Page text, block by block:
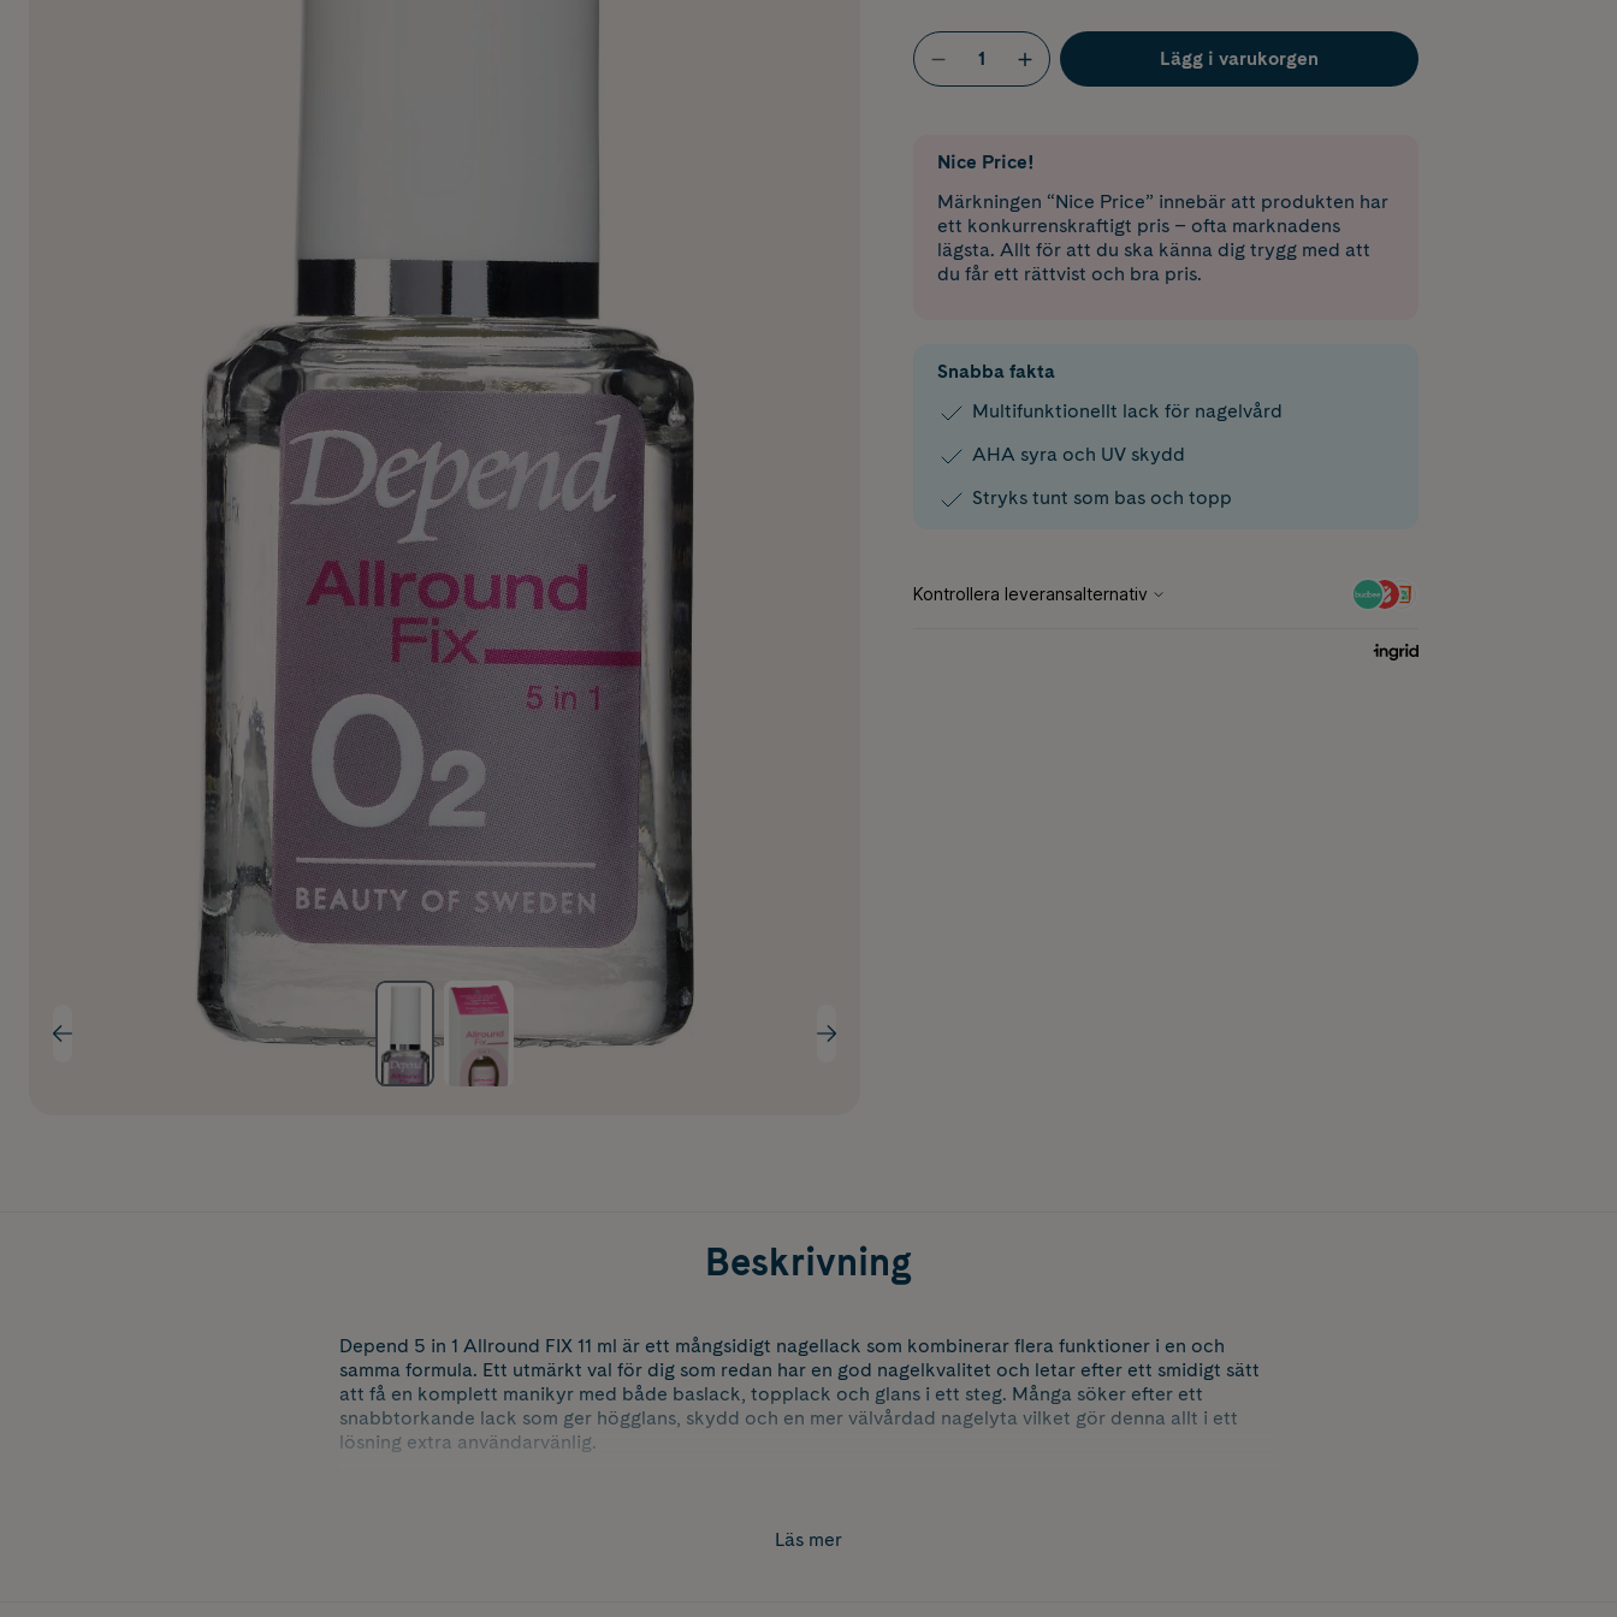
Lägg i varukorgen
Nice Price!
Märkningen “Nice Price” innebär att produkten har
ett konkurrenskraftigt pris – ofta marknadens
lägsta. Allt för att du ska känna dig trygg med att
du får ett rättvist och bra pris.
Snabba fakta
Multifunktionellt lack för nagelvård
AHA syra och UV skydd
Stryks tunt som bas och topp
Beskrivning
Depend 5 in 1 Allround FIX 11 ml är ett mångsidigt nagellack som kombinerar flera funktioner i en och
samma formula. Ett utmärkt val för dig som redan har en god nagelkvalitet och letar efter ett smidigt sätt
att få en komplett manikyr med både baslack, topplack och glans i ett steg. Många söker efter ett
snabbtorkande lack som ger högglans, skydd och en mer välvårdad nagelyta vilket gör denna allt i ett
lösning extra användarvänlig.
gulna. AHA syra bidrar till att hålla nagelytan mjuk och återfuktad för ett mer välmående intryck.
Läs mer